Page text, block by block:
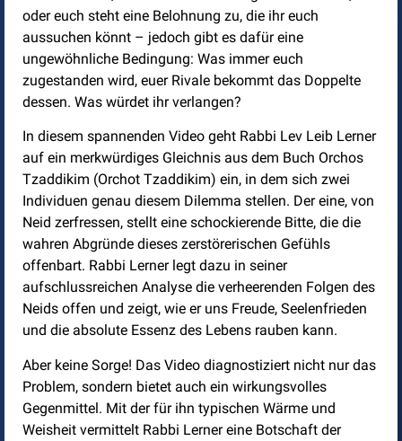
oder euch steht eine Belohnung zu, die ihr euch
aussuchen könnt – jedoch gibt es dafür eine
ungewöhnliche Bedingung: Was immer euch
zugestanden wird, euer Rivale bekommt das Doppelte
dessen. Was würdet ihr verlangen?
In diesem spannenden Video geht Rabbi Lev Leib Lerner
auf ein merkwürdiges Gleichnis aus dem Buch Orchos
Tzaddikim (Orchot Tzaddikim) ein, in dem sich zwei
Individuen genau diesem Dilemma stellen. Der eine, von
Neid zerfressen, stellt eine schockierende Bitte, die die
wahren Abgründe dieses zerstörerischen Gefühls
offenbart. Rabbi Lerner legt dazu in seiner
aufschlussreichen Analyse die verheerenden Folgen des
Neids offen und zeigt, wie er uns Freude, Seelenfrieden
und die absolute Essenz des Lebens rauben kann.
Aber keine Sorge! Das Video diagnostiziert nicht nur das
Problem, sondern bietet auch ein wirkungsvolles
Gegenmittel. Mit der für ihn typischen Wärme und
Weisheit vermittelt Rabbi Lerner eine Botschaft der